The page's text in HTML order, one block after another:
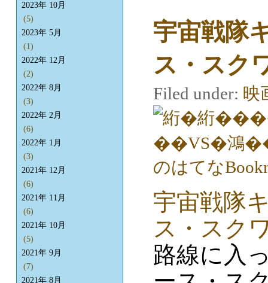
宇宙戦隊
ス・スク
Filed under: 映
宇宙戦隊
ス・スク
路線に入
2023年 10月
(5)
2023年 5月
(1)
2022年 12月
(2)
2022年 8月
(3)
2022年 2月
(6)
2022年 1月
(3)
2021年 12月
(6)
2021年 11月
(6)
2021年 10月
(5)
2021年 9月
(7)
2021年 8月